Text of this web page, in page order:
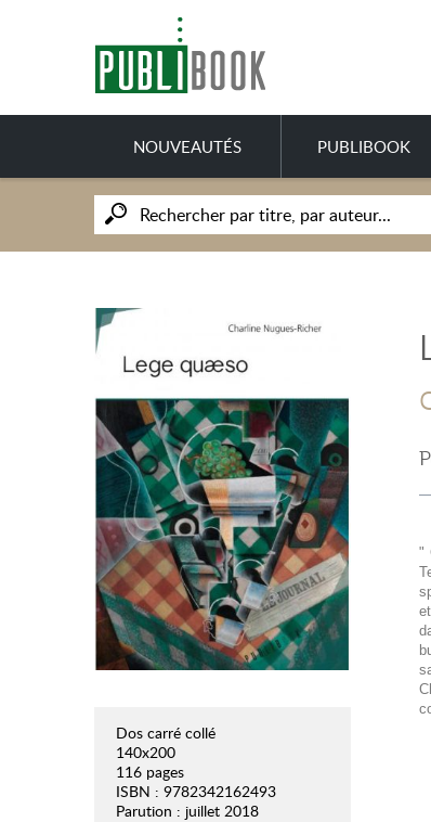
NOUVEAUTÉS PUBLIBOOK
Dos carré collé
140x200
116 pages
ISBN : 9782342162493
Parution : juillet 2018
"